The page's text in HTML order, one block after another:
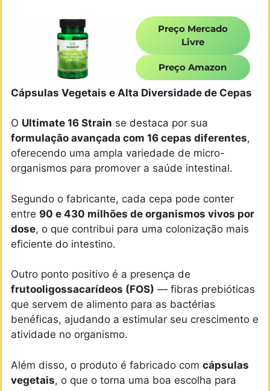
Preço Mercado
Livre
Preço Amazon
Cápsulas Vegetais e Alta Diversidade de Cepas
O Ultimate 16 Strain se destaca por sua
formulação avançada com 16 cepas diferentes,
oferecendo uma ampla variedade de micro-
organismos para promover a saúde intestinal.
Segundo o fabricante, cada cepa pode conter
entre 90 e 430 milhões de organismos vivos por
dose, o que contribui para uma colonização mais
eficiente do intestino.
Outro ponto positivo é a presença de
frutooligossacarídeos (FOS) — fibras prebióticas
que servem de alimento para as bactérias
benéficas, ajudando a estimular seu crescimento e
atividade no organismo.
Além disso, o produto é fabricado com cápsulas
vegetais, o que o torna uma boa escolha para